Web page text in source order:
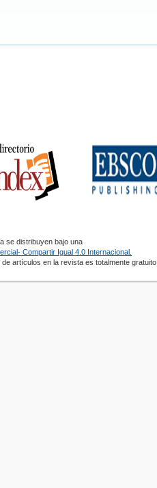
se distribuyen bajo una
Compartir Igual 4.0 Internacional.
artículos en la revista es totalmente gratuito.